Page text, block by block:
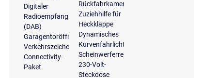
Digitaler
Radioempfang
(DAB)
Garagentoröffner
Verkehrszeichenerkennung
Connectivity-
Paket
Rückfahrkamera
Zuziehhilfe für
Heckklappe
Dynamisches
Kurvenfahrlicht
Scheinwerferreinigungsanlage
230-Volt-
Steckdose